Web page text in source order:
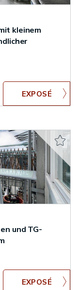
kleinem
und TG-